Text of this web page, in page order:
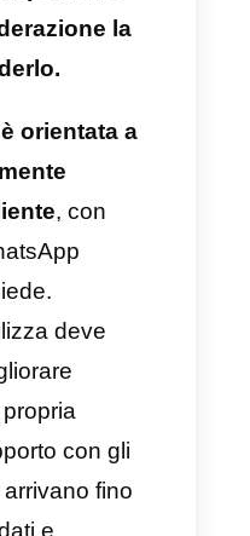
zero perché le
queste
saranno
sempre che
disporre di